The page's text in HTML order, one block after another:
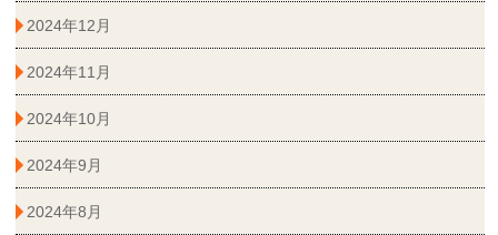
2024年12月
2024年11月
2024年10月
2024年9月
2024年8月